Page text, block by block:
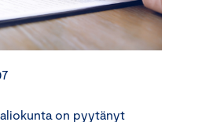
on pyytänyt